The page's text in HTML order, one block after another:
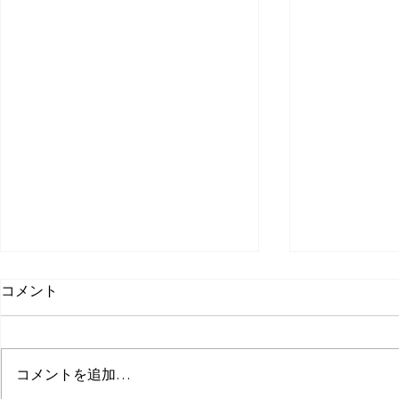
コメント
コメントを追加…